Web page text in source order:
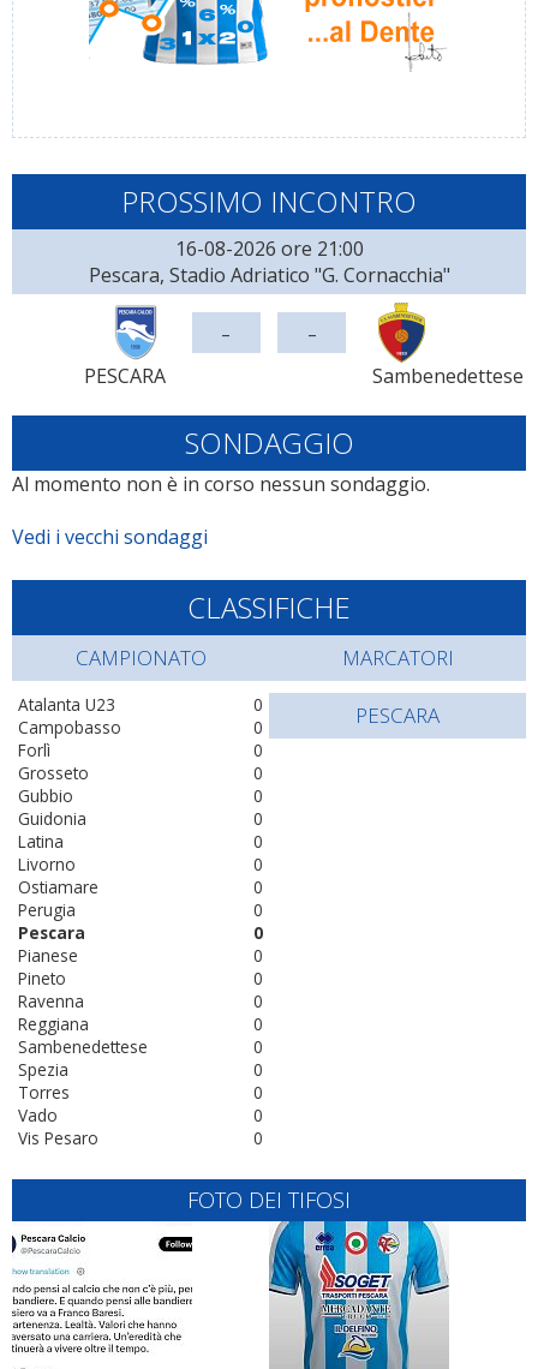
PROSSIMO INCONTRO
16-08-2026 ore 21:00
Pescara, Stadio Adriatico "G. Cornacchia"
PESCARA
- -
Sambenedettese
SONDAGGIO
Al momento non è in corso nessun sondaggio.
Vedi i vecchi sondaggi
CLASSIFICHE
CAMPIONATO
0
Atalanta U23
0
Campobasso
0
Forlì
0
Grosseto
0
Gubbio
0
Guidonia
0
Latina
0
Livorno
0
Ostiamare
0
Perugia
0
Pescara
0
Pianese
0
Pineto
0
Ravenna
0
Reggiana
0
Sambenedettese
0
Spezia
0
Torres
0
Vado
0
Vis Pesaro
MARCATORI
PESCARA
FOTO DEI TIFOSI